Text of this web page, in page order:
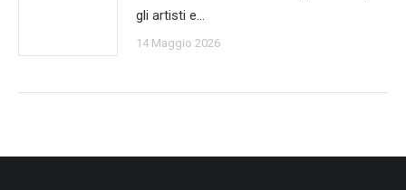
gli artisti e…
14 Maggio 2026